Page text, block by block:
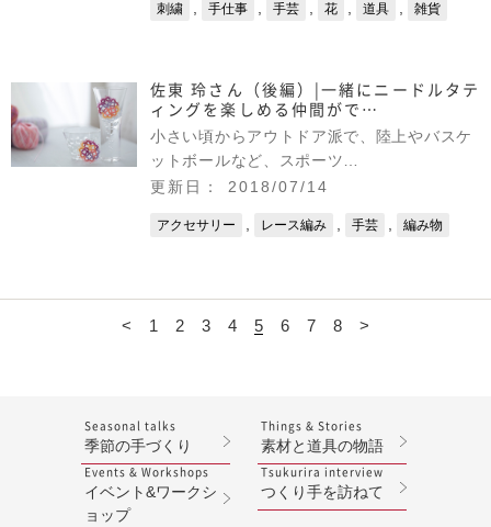
刺繍 手仕事 手芸 花 道具 雑貨
佐東 玲さん（後編）|一緒にニードルタテ
ィングを楽しめる仲間がで…
小さい頃からアウトドア派で、陸上やバスケ
ットボールなど、スポーツ…
更新日： 2018/07/14
アクセサリー レース編み 手芸 編み物
< 1 2 3 4 5 6 7 8 >
Seasonal talks
季節の手づくり
Things & Stories
素材と道具の物語
Events & Workshops
イベント&ワークシ
ョップ
Tsukurira interview
つくり手を訪ねて